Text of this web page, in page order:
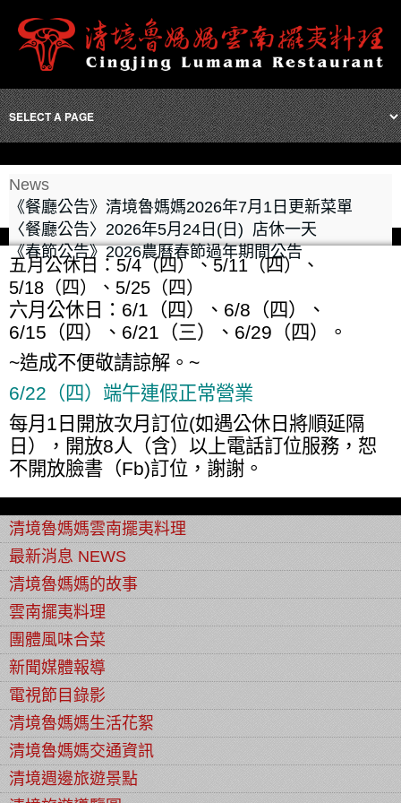
News
《餐廳公告》清境魯媽媽2026年7月1日更新菜單
〈餐廳公告〉2026年5月24日(日) 店休一天
《春節公告》2026農曆春節過年期間公告
五月公休日：5/4（四）、5/11（四）、
5/18（四）、5/25（四）
六月公休日：6/1（四）、6/8（四）、
6/15（四）、6/21（三）、6/29（四）。
~造成不便敬請諒解。~
6/22（四）端午連假正常營業
每月1日開放次月訂位(如遇公休日將順延隔
日），開放8人（含）以上電話訂位服務，恕
不開放臉書（Fb)訂位，謝謝。
清境魯媽媽雲南擺夷料理
最新消息 NEWS
清境魯媽媽的故事
雲南擺夷料理
團體風味合菜
新聞媒體報導
電視節目錄影
清境魯媽媽生活花絮
清境魯媽媽交通資訊
清境週邊旅遊景點